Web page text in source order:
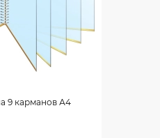
9 карманов А4